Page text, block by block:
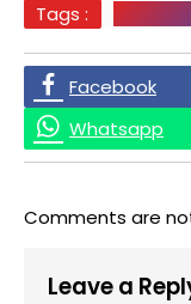
Tags :
Facebook
Whatsapp
Comments are
Leave a